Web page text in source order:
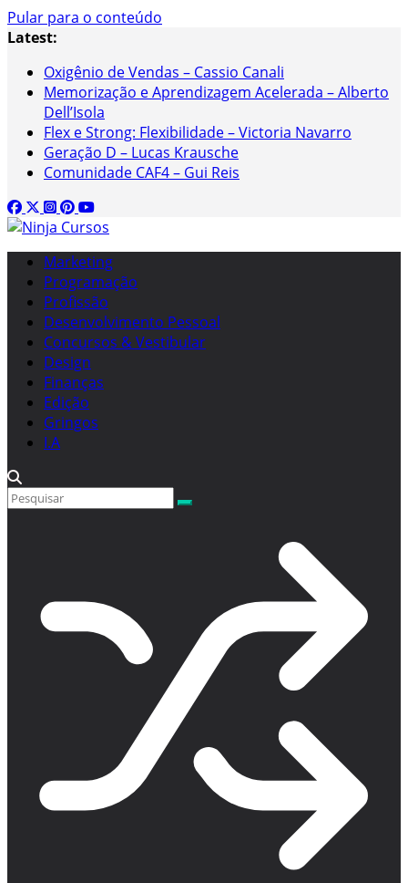
Pular para o conteúdo
Latest:
Oxigênio de Vendas – Cassio Canali
Memorização e Aprendizagem Acelerada – Alberto
Dell’Isola
Flex e Strong: Flexibilidade – Victoria Navarro
Geração D – Lucas Krausche
Comunidade CAF4 – Gui Reis
Marketing
Programação
Profissão
Desenvolvimento Pessoal
Concursos & Vestibular
Design
Finanças
Edição
Gringos
I.A